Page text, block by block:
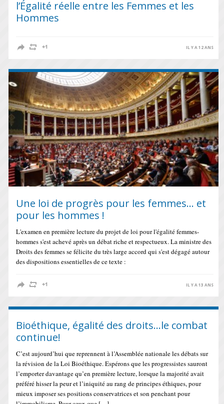
l’Égalité réelle entre les Femmes et les
Hommes
IL Y A 12 ANS
Une loi de progrès pour les femmes… et
pour les hommes !
L'examen en première lecture du projet de loi pour l'égalité femmes-
hommes s'est achevé après un débat riche et respectueux. La ministre des
Droits des femmes se félicite du très large accord qui s'est dégagé autour
des dispositions essentielles de ce texte :
IL Y A 13 ANS
Bioéthique, égalité des droits…le combat
continue!
C’est aujourd’hui que reprennent à l’Assemblée nationale les débats sur
la révision de la Loi Bioéthique. Espérons que les progressistes sauront
l’emporter davantage qu’en première lecture, lorsque la majorité avait
préféré hisser la peur et l’iniquité au rang de principes éthiques, pour
mieux imposer ses positions conservatrices et son penchant pour